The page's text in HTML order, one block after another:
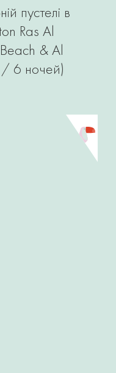
пустелі в
Ras Al
& Al
/ 6 ночей)